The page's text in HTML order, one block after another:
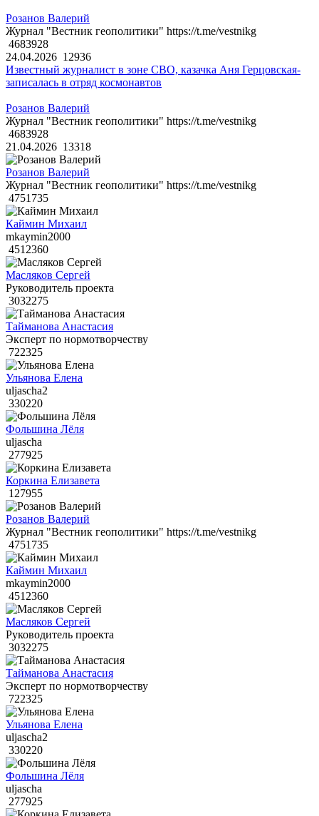
Розанов Валерий
Журнал "Вестник геополитики" https://t.me/vestnikg
4683928
24.04.2026 12936
Известный журналист в зоне СВО, казачка Аня Герцовская-
записалась в отряд космонавтов
Розанов Валерий
Журнал "Вестник геополитики" https://t.me/vestnikg
4683928
21.04.2026 13318
Розанов Валерий
Журнал "Вестник геополитики" https://t.me/vestnikg
4751735
Каймин Михаил
mkaymin2000
4512360
Масляков Сергей
Руководитель проекта
3032275
Тайманова Анастасия
Эксперт по нормотворчеству
722325
Ульянова Елена
uljascha2
330220
Фольшина Лёля
uljascha
277925
Коркина Елизавета
127955
Розанов Валерий
Журнал "Вестник геополитики" https://t.me/vestnikg
4751735
Каймин Михаил
mkaymin2000
4512360
Масляков Сергей
Руководитель проекта
3032275
Тайманова Анастасия
Эксперт по нормотворчеству
722325
Ульянова Елена
uljascha2
330220
Фольшина Лёля
uljascha
277925